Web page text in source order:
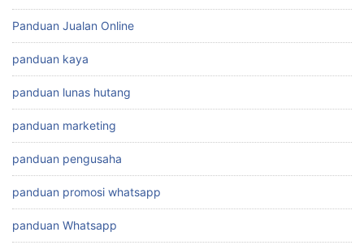
Panduan Jualan Online
panduan kaya
panduan lunas hutang
panduan marketing
panduan pengusaha
panduan promosi whatsapp
panduan Whatsapp